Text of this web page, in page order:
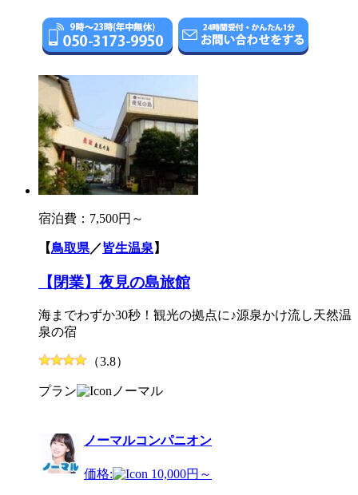
宿泊費： 7,500円～
【鳥取県／皆生温泉 】
【閉業】夜見の島旅館
海までわずか30秒！観光の拠点に♪源泉かけ流し天然温
泉の宿
（3.8）
プラン ノーマル
ノーマルコンパニオン
価格: 10,000円～